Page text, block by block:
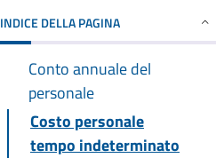
INDICE DELLA PAGINA
Conto annuale del
personale
Costo personale
tempo indeterminato